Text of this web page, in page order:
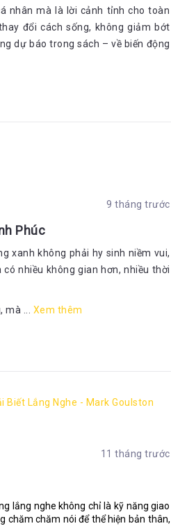
nhân mà là lời cảnh tỉnh cho toàn
đổi cách sống, không giảm bớt
dự báo trong sách – về biến động
9 tháng trước
Phúc
xanh không phải hy sinh niềm vui,
nhiều không gian hơn, nhiều thời
... Xem thêm
Biết Lắng Nghe - Mark Goulston
11 tháng trước
lắng nghe không chỉ là kỹ năng giao
chăm chăm nói để thể hiện bản thân,